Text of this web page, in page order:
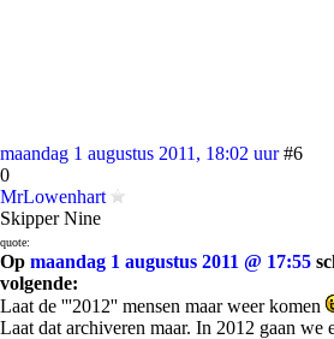
maandag 1 augustus 2011, 18:02 uur #6
0
MrLowenhart
Skipper Nine
quote:
Op maandag 1 augustus 2011 @ 17:55
volgende:
Laat de '''2012'' mensen maar weer komen
Laat dat archiveren maar. In 2012 gaan we